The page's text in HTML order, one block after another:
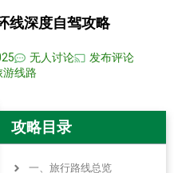
线深度自驾攻略
无人讨论
发布评论
游线路
攻略目录
一、旅行路线总览